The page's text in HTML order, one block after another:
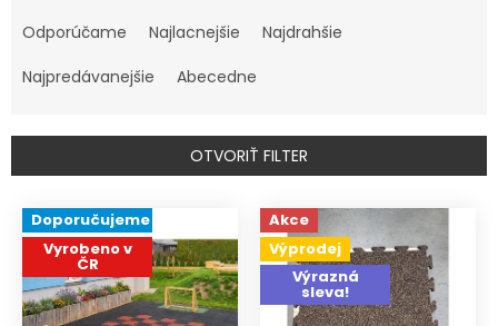
a
e
i
p
o
u
Odporúčame Najlacnejšie
Najdrahšie
Najpredávanejšie
Abecedne
OTVORIŤ FILTER
V Doporučujeme
Vyrobeno v
ČR
Akce
Výprodej
Výrazná
sleva!